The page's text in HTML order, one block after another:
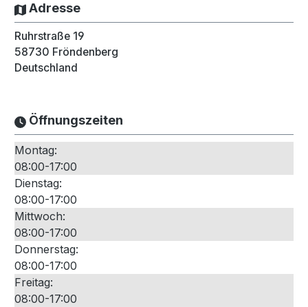
Adresse
Ruhrstraße 19
58730 Fröndenberg
Deutschland
Öffnungszeiten
Montag:
08:00-17:00
Dienstag:
08:00-17:00
Mittwoch:
08:00-17:00
Donnerstag:
08:00-17:00
Freitag:
08:00-17:00